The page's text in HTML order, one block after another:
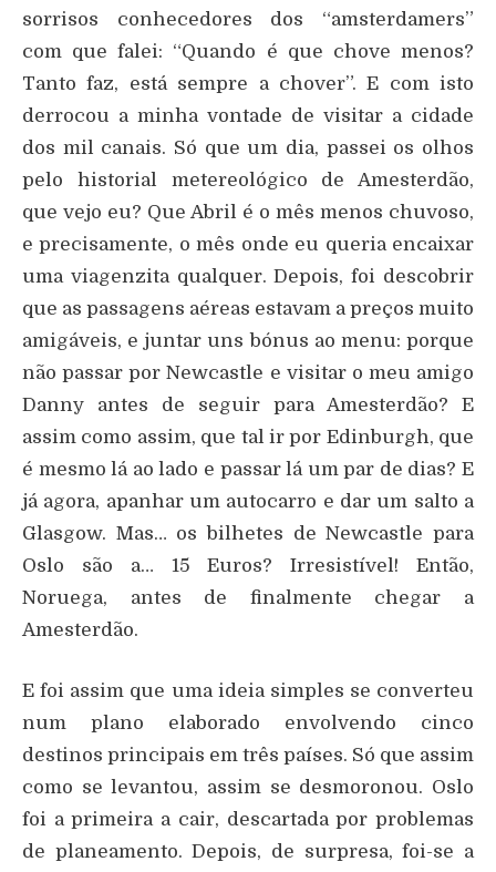
sorrisos conhecedores dos “amsterdamers”
com que falei: “Quando é que chove menos?
Tanto faz, está sempre a chover”. E com isto
derrocou a minha vontade de visitar a cidade
dos mil canais. Só que um dia, passei os olhos
pelo historial metereológico de Amesterdão,
que vejo eu? Que Abril é o mês menos chuvoso,
e precisamente, o mês onde eu queria encaixar
uma viagenzita qualquer. Depois, foi descobrir
que as passagens aéreas estavam a preços muito
amigáveis, e juntar uns bónus ao menu: porque
não passar por Newcastle e visitar o meu amigo
Danny antes de seguir para Amesterdão? E
assim como assim, que tal ir por Edinburgh, que
é mesmo lá ao lado e passar lá um par de dias? E
já agora, apanhar um autocarro e dar um salto a
Glasgow. Mas… os bilhetes de Newcastle para
Oslo são a… 15 Euros? Irresistível! Então,
Noruega, antes de finalmente chegar a
Amesterdão.
E foi assim que uma ideia simples se converteu
num plano elaborado envolvendo cinco
destinos principais em três países. Só que assim
como se levantou, assim se desmoronou. Oslo
foi a primeira a cair, descartada por problemas
de planeamento. Depois, de surpresa, foi-se a